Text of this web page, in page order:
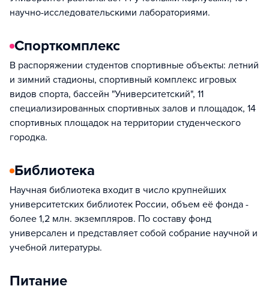
научно-исследовательскими лабораториями.
Спорткомплекс
В распоряжении студентов спортивные объекты: летний
и зимний стадионы, спортивный комплекс игровых
видов спорта, бассейн "Университетский", 11
специализированных спортивных залов и площадок, 14
спортивных площадок на территории студенческого
городка.
Библиотека
Научная библиотека входит в число крупнейших
университетских библиотек России, объем её фонда -
более 1,2 млн. экземпляров. По составу фонд
универсален и представляет собой собрание научной и
учебной литературы.
Питание